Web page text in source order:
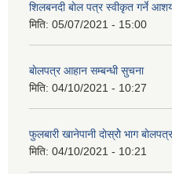
शिलबनदी बाेल पत्र स्वीकृत गर्ने
मिति: 05/07/2021 - 15:00
बाेलपत्र आहान सम्बन्धी सुचना
मिति: 04/10/2021 - 10:27
फुलबारी खानेपानी दाेस्राेे भाग
मिति: 04/10/2021 - 10:21